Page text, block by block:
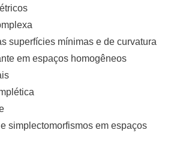
superfícies mínimas e de curvatura
em espaços homogêneos
simplectomorfismos em espaços